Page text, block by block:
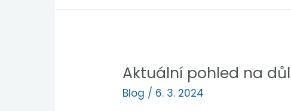
Aktuální pohled na
Blog / 6. 3. 2024